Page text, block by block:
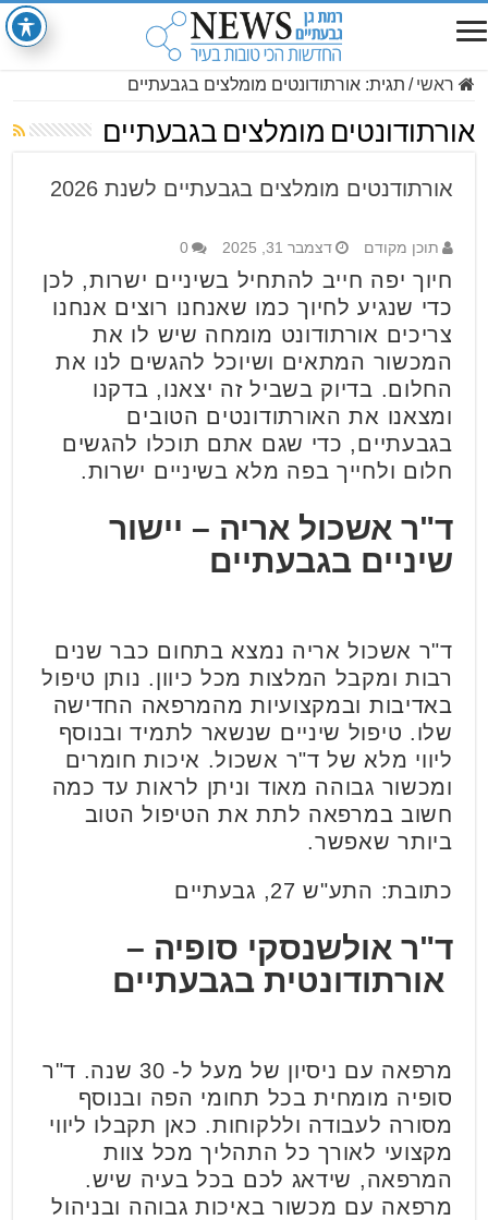
ראשי / תגית:אורתודונטים מומלצים בגבעתיים
אורתודונטים מומלצים בגבעתיים
אורתודנטים מומלצים בגבעתיים לשנת 2026
תוכן מקודם דצמבר 31, 2025 0
חיוך יפה חייב להתחיל בשיניים ישרות, לכן
כדי שנגיע לחיוך כמו שאנחנו רוצים אנחנו
צריכים אורתודונט מומחה שיש לו את
המכשור המתאים ושיוכל להגשים לנו את
החלום. בדיוק בשביל זה יצאנו, בדקנו
ומצאנו את האורתודונטים הטובים
בגבעתיים, כדי שגם אתם תוכלו להגשים
חלום ולחייך בפה מלא בשיניים ישרות.
ד"ר אשכול אריה – יישור
שיניים בגבעתיים
ד"ר אשכול אריה נמצא בתחום כבר שנים
רבות ומקבל המלצות מכל כיוון. נותן טיפול
באדיבות ובמקצועיות מהמרפאה החדישה
שלו. טיפול שיניים שנשאר לתמיד ובנוסף
ליווי מלא של ד"ר אשכול. איכות חומרים
ומכשור גבוהה מאוד וניתן לראות עד כמה
חשוב במרפאה לתת את הטיפול הטוב
ביותר שאפשר.
כתובת: התע"ש 27, גבעתיים
ד"ר אולשנסקי סופיה –
אורתודונטית בגבעתיים
מרפאה עם ניסיון של מעל ל- 30 שנה. ד"ר
סופיה מומחית בכל תחומי הפה ובנוסף
מסורה לעבודה וללקוחות. כאן תקבלו ליווי
מקצועי לאורך כל התהליך מכל צוות
המרפאה, שידאג לכם בכל בעיה שיש.
מרפאה עם מכשור באיכות גבוהה ובניהול